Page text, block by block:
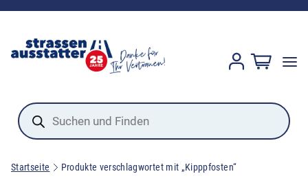
Products
search
Startseite Produkte verschlagwortet mit „Kipppfosten“